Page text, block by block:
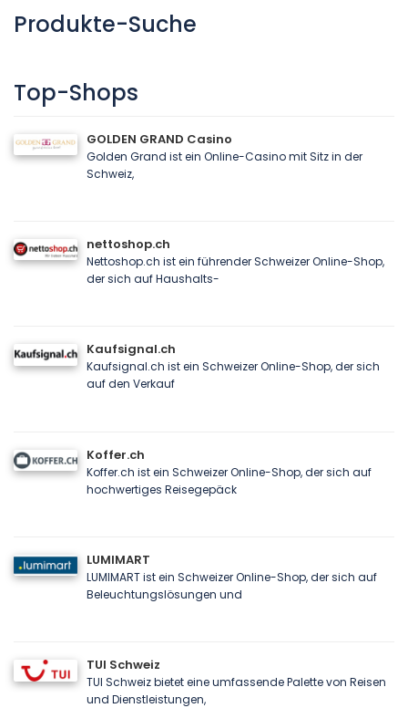
Produkte-Suche
Top-Shops
GOLDEN GRAND Casino
Golden Grand ist ein Online-Casino mit Sitz in der
Schweiz,
nettoshop.ch
Nettoshop.ch ist ein führender Schweizer Online-Shop,
der sich auf Haushalts-
Kaufsignal.ch
Kaufsignal.ch ist ein Schweizer Online-Shop, der sich
auf den Verkauf
Koffer.ch
Koffer.ch ist ein Schweizer Online-Shop, der sich auf
hochwertiges Reisegepäck
LUMIMART
LUMIMART ist ein Schweizer Online-Shop, der sich auf
Beleuchtungslösungen und
TUI Schweiz
TUI Schweiz bietet eine umfassende Palette von Reisen
und Dienstleistungen,